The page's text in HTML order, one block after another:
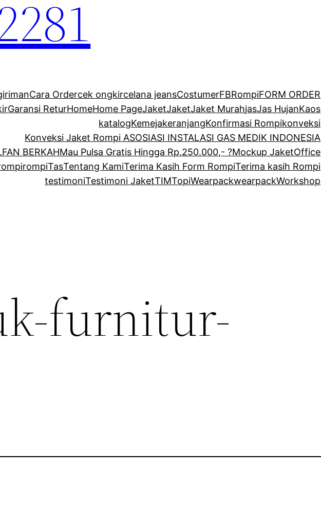
Cara Ordercek ongkircelana jeansCostumerFBRompiFORM ORDER
Garansi ReturHomeHome PageJaketJaketJaket MurahjasJas HujanKaos
katalogKemejakeranjangKonfirmasi Rompikonveksi
Konveksi Jaket Rompi ASOSIASI INSTALASI GAS MEDIK INDONESIA
BERKAHMau Pulsa Gratis Hingga Rp.250.000,- ?Mockup JaketOffice
rompiTasTentang KamiTerima Kasih Form RompiTerima kasih Rompi
testimoniTestimoni JaketTIMTopiWearpackwearpackWorkshop
furnitur-